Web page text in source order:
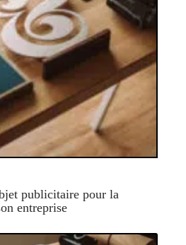
publicitaire pour la
entreprise